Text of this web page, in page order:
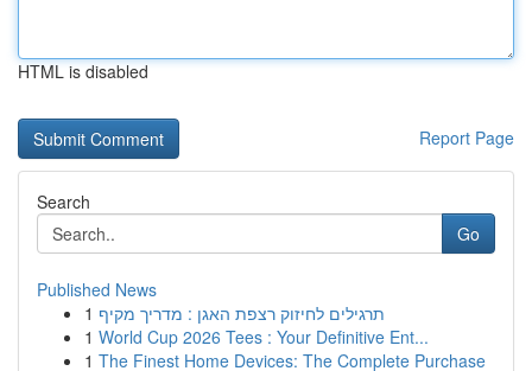
HTML is disabled
Report Page
Search
Go
Published News
1 תרגילים לחיזוק רצפת האגן : מדריך מקיף
1 World Cup 2026 Tees : Your Definitive Ent...
1 The Finest Home Devices: The Complete Purchase